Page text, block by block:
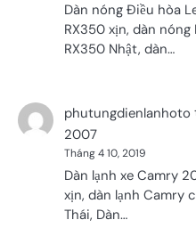
Dàn nóng Điều hòa
RX350 xịn, dàn nóng
RX350 Nhật, dàn…
phutungdienlanhoto
2007
Tháng 4 10, 2019
Dàn lạnh xe Camry
xịn, dàn lạnh Camry
Thái, Dàn…